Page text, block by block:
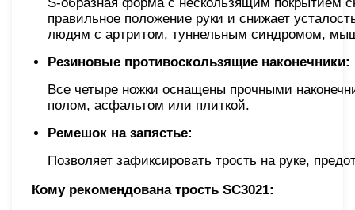
S-образная форма с нескользящим покрытием
правильное положение руки и снижает
людям с артритом, туннельным синдромом,
Резиновые противоскользящие наконечники:
Все четыре ножки оснащены прочными
полом, асфальтом или плиткой.
Ремешок на запястье:
Позволяет зафиксировать трость на руке,
Кому рекомендована трость SC3021: